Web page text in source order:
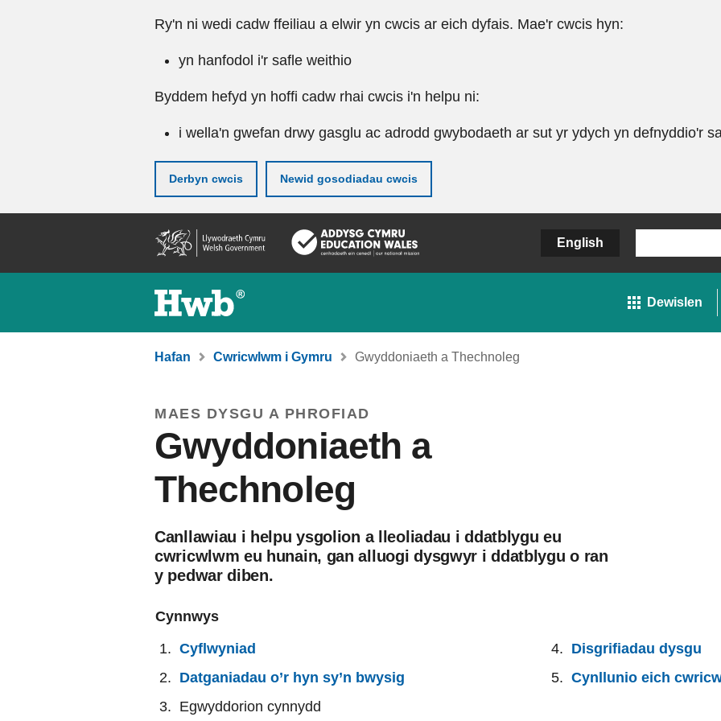
Ry'n ni wedi cadw ffeiliau a elwir yn cwcis ar eich dyfais. Mae'r cwcis hyn:
yn hanfodol i'r safle weithio
Byddem hefyd yn hoffi cadw rhai cwcis i'n helpu ni:
i wella'n gwefan drwy gasglu ac adrodd gwybodaeth ar sut yr ydych yn defnyddio'r
Derbyn cwcis Newid gosodiadau cwcis
gynnwy
English
Dewislen
Hafan Cwricwlwm i Gymru Gwyddoniaeth a Thechnoleg
MAES DYSGU A PHROFIAD
Gwyddoniaeth a
Thechnoleg
Canllawiau i helpu ysgolion a lleoliadau i ddatblygu eu
cwricwlwm eu hunain, gan alluogi dysgwyr i ddatblygu o ran
y pedwar diben.
Cynnwys
Cyflwyniad
Datganiadau o’r hyn sy’n bwysig
Egwyddorion cynnydd
Disgrifiadau dysgu
Cynllunio eich